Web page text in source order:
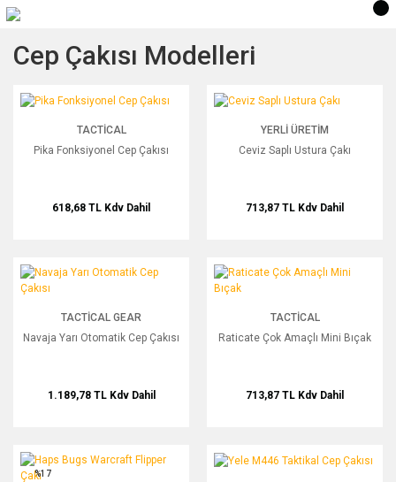
Cep Çakısı Modelleri
Pika Fonksiyonel Cep Çakısı
TACTICAL
Pika Fonksiyonel Cep Çakısı
618,68 TL Kdv Dahil
Ceviz Saplı Ustura Çakı
YERLI ÜRETIM
Ceviz Saplı Ustura Çakı
713,87 TL Kdv Dahil
Navaja Yarı Otomatik Cep Çakısı
TACTICAL GEAR
Navaja Yarı Otomatik Cep Çakısı
1.189,78 TL Kdv Dahil
Raticate Çok Amaçlı Mini Bıçak
TACTICAL
Raticate Çok Amaçlı Mini Bıçak
713,87 TL Kdv Dahil
Haps Bugs Warcraft Flipper Çakı
%17
Yele M446 Taktikal Cep Çakısı